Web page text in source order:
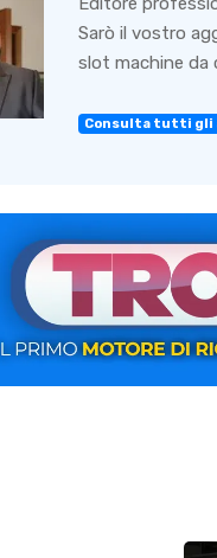
Sarò il vostro
slot machine da
Consulta tutti gli